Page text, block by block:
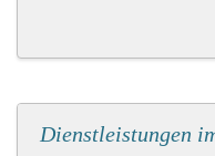
Dienstleistungen